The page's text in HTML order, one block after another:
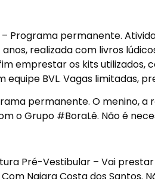
– Programa permanente.
realizada com livros
emprestar os kits utilizados,
equipe BVL. Vagas limitadas,
permanente. O menino, a
o Grupo #BoraLê. Não é
Pré-Vestibular – Vai